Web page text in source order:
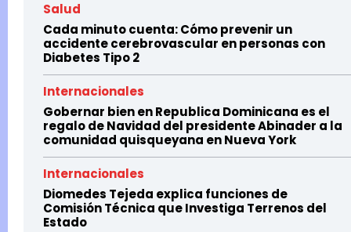
Salud
Cada minuto cuenta: Cómo prevenir un
accidente cerebrovascular en personas con
Diabetes Tipo 2
Internacionales
Gobernar bien en Republica Dominicana es el
regalo de Navidad del presidente Abinader a la
comunidad quisqueyana en Nueva York
Internacionales
Diomedes Tejeda explica funciones de
Comisión Técnica que Investiga Terrenos del
Estado